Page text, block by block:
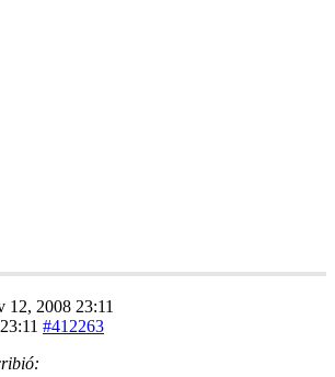
12, 2008 23:11
#412263